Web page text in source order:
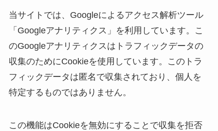
当サイトでは、Googleによるアクセス解析ツール
「Googleアナリティクス」を利用しています。こ
のGoogleアナリティクスはトラフィックデータの
収集のためにCookieを使用しています。このトラ
フィックデータは匿名で収集されており、個人を
特定するものではありません。
この機能はCookieを無効にすることで収集を拒否